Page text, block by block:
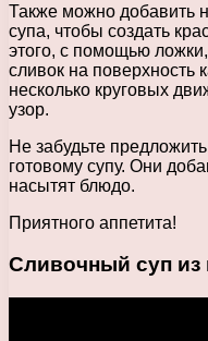
Также можно добавить
супа, чтобы создать
этого, с помощью
сливок на поверхность
несколько круговых
узор.
Не забудьте
готовому супу. Они
насытят блюдо.
Приятного аппетита!
Сливочный суп